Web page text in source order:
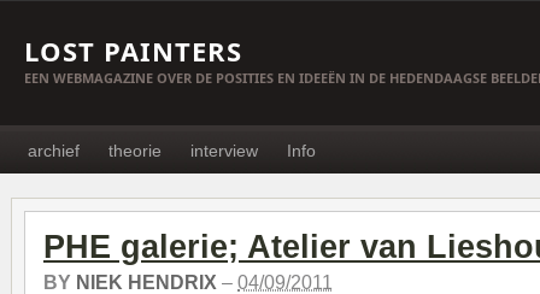
LOST PAINTERS
EEN WEBMAGAZINE OVER DE POSITIES EN IDEEËN IN DE HEDENDAAGSE
archief theorie interview Info
PHE galerie; Atelier van
BY NIEK HENDRIX – 04/09/2011